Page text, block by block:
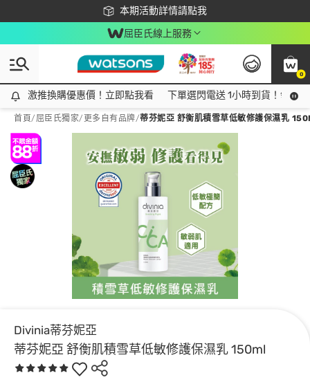
本期活動詳情請點我
下載app最高回饋$350
屈臣氏線上服務
0
激推換購優惠價！立即點我看
激推換購優惠價！立即點我看 下單選閃電送 1小時到貨！領神
首頁/ 屈臣氏獨家/ 更多自有品牌/蒂芬妮亞 舒衡肌積雪草低敏修護保濕乳
Divinia蒂芬妮亞
蒂芬妮亞 舒衡肌積雪草低敏修護保濕乳 150ml